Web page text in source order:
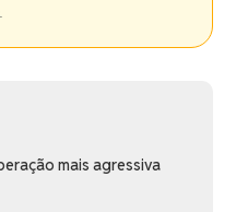
mais agressiva